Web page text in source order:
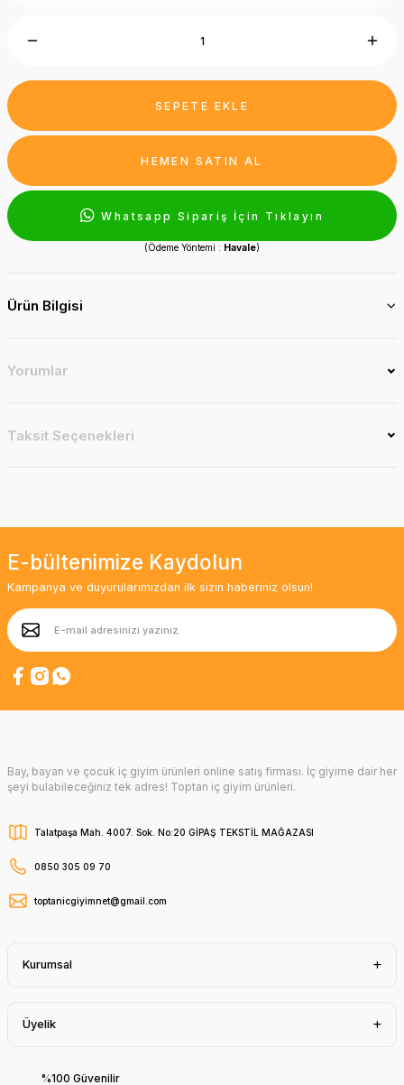
SEPETE EKLE
HEMEN SATIN AL
Whatsapp Sipariş İçin Tıklayın
(Ödeme Yöntemi : Havale)
Ürün Bilgisi
Yorumlar
Taksit Seçenekleri
E-bültenimize Kaydolun
Kampanya ve duyurularımızdan ilk sizin haberiniz olsun!
Bay, bayan ve çocuk iç giyim ürünleri online satış firması. İç giyime dair her
şeyi bulabileceğiniz tek adres! Toptan iç giyim ürünleri.
Talatpaşa Mah. 4007. Sok. No:20 GİPAŞ TEKSTİL MAĞAZASI
0850 305 09 70
toptanicgiyimnet@gmail.com
Kurumsal
Üyelik
%100 Güvenilir